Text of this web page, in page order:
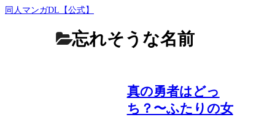
同人マンガDL【公式】
忘れそうな名前
真の勇者はどっ
ち？〜ふたりの女